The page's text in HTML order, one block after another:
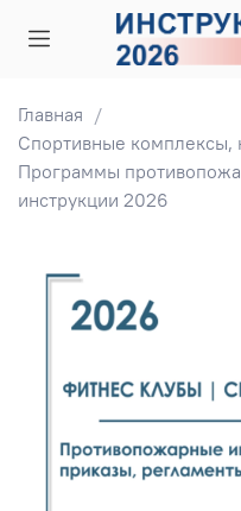
Главная
Спортивные комплексы,
Программы
инструкции 2026